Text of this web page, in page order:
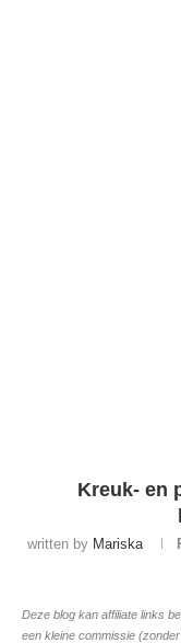
Kreuk- en
written by Mariska
Deze blog kan affiliate links
een kleine commissie